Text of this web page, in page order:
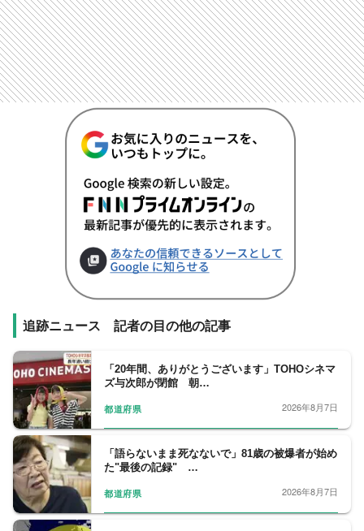
追跡ニュース 記者の目の他の記事
「20年間、ありがとうございます」TOHOシネマ
ズ与次郎が閉館 朝…
都道府県 2026年8月7日
「語らないまま死なないで」81歳の被爆者が始め
た"最後の記録" …
都道府県 2026年8月7日